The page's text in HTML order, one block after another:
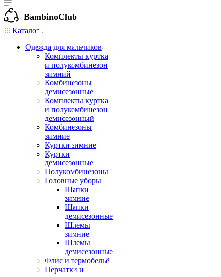
BambinoClub
Каталог
Одежда для мальчиков
Комплекты куртка
и полукомбинезон
зимний
Комбинезоны
демисезонные
Комплекты куртка
и полукомбинезон
демисезонный
Комбинезоны
зимние
Куртки зимние
Куртки
демисезонные
Полукомбинезоны
Головные уборы
Шапки
зимние
Шапки
демисезонные
Шлемы
зимние
Шлемы
демисезонные
Флис и термобельё
Перчатки и